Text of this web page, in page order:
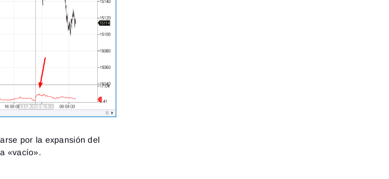
por la expansión del
«vacío».